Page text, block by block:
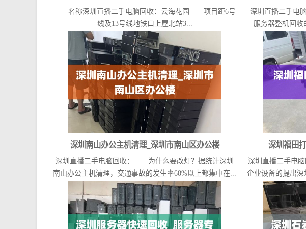
名称深圳直播二手电脑回收：云海花园 项目距6号
线及13号线地铁口上屋北站3...
深圳直播二手电
服务器整机回收
深圳南山办公主机清理_深圳市南山区办公楼
深圳直播二手电脑回收： 为什么要改灯？据统计深圳
南山办公主机清理，交通事故的发生率60%以上都集中在...
深圳福田
深圳直播二手电
企业设备的提出